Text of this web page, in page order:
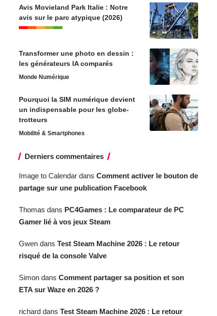
Avis Movieland Park Italie : Notre
avis sur le parc atypique (2026)
Transformer une photo en dessin :
les générateurs IA comparés
Monde Numérique
Pourquoi la SIM numérique devient
un indispensable pour les globe-
trotteurs
Mobilité & Smartphones
Derniers commentaires
Image to Calendar dans Comment activer le bouton de
partage sur une publication Facebook
Thomas dans PC4Games : Le comparateur de PC
Gamer lié à vos jeux Steam
Gwen dans Test Steam Machine 2026 : Le retour
risqué de la console Valve
Simon dans Comment partager sa position et son
ETA sur Waze en 2026 ?
richard dans Test Steam Machine 2026 : Le retour